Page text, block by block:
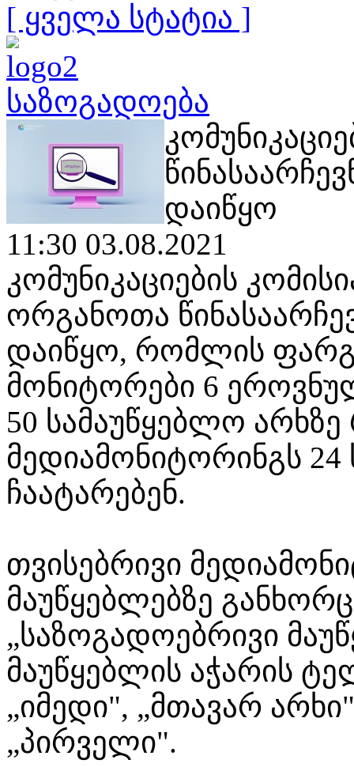
[ ყველა სტატია ]
საზოგადოება
დაიწყო
11:30 03.08.2021
კომუნიკაციების
ორგანოთა
დაიწყო, რომლის
მონიტორები 6
50 სამაუწყებლო
მედიამონიტორინგს 24
ჩაატარებენ.
თვისებრივი
მაუწყებლებზე
„საზოგადოებრივი
მაუწყებლის აჭარის
„იმედი", „მთავარ
„პირველი".